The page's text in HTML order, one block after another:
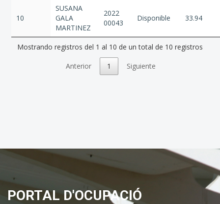
10
SUSANA
GALA
MARTINEZ
2022
00043
Disponible 33.94
Mostrando registros del 1 al 10 de un total de 10 registros
Anterior 1 Siguiente
PORTAL D'OCUPACIÓ